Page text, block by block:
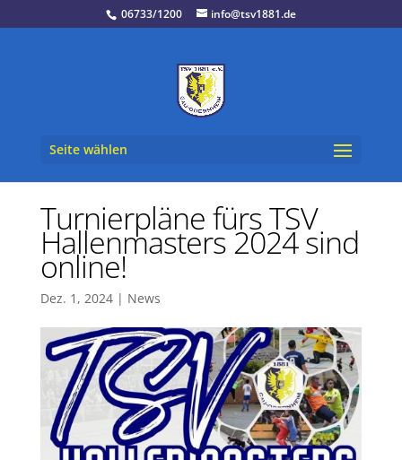
06733/1200 info@tsv1881.de
Seite wählen
Turnierpläne fürs TSV
Hallenmasters 2024 sind
online!
Dez. 1, 2024| News